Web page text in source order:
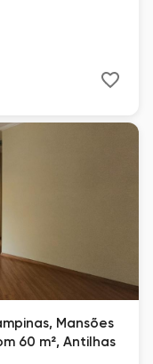
Mansões
60 m², Antilhas